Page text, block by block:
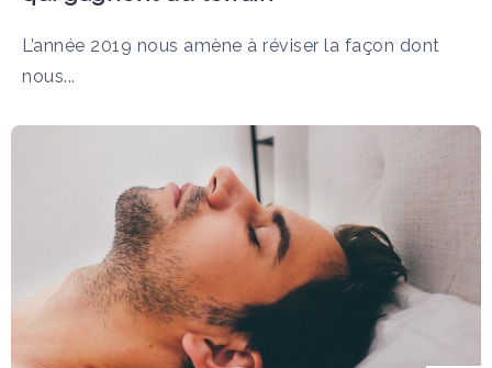
L’année 2019 nous amène à réviser la façon dont
nous...